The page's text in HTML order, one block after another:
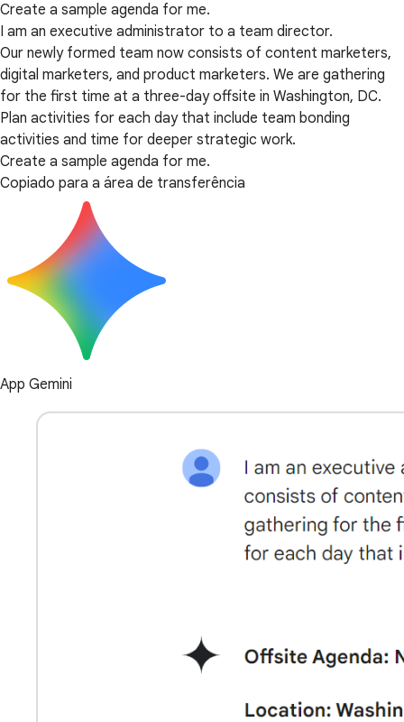
Create a sample agenda for me.
I am an executive administrator to a team director.
Our newly formed team now consists of content marketers,
digital marketers, and product marketers. We are gathering
for the first time at a three-day offsite in Washington, DC.
Plan activities for each day that include team bonding
activities and time for deeper strategic work.
Create a sample agenda for me.
Copiado para a área de transferência
App Gemini